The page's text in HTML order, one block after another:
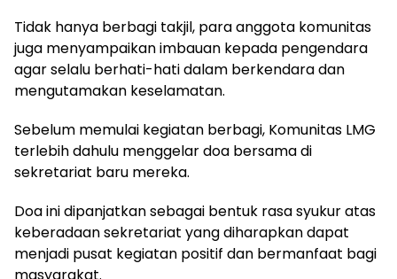
Tidak hanya berbagi takjil, para anggota komunitas
juga menyampaikan imbauan kepada pengendara
agar selalu berhati-hati dalam berkendara dan
mengutamakan keselamatan.
Sebelum memulai kegiatan berbagi, Komunitas LMG
terlebih dahulu menggelar doa bersama di
sekretariat baru mereka.
Doa ini dipanjatkan sebagai bentuk rasa syukur atas
keberadaan sekretariat yang diharapkan dapat
menjadi pusat kegiatan positif dan bermanfaat bagi